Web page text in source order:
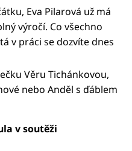
Eva Pilarová už má
výročí. Co všechno
v práci se dozvíte dnes
Věru Tichánkovou,
nebo Anděl s ďáblem
v soutěži